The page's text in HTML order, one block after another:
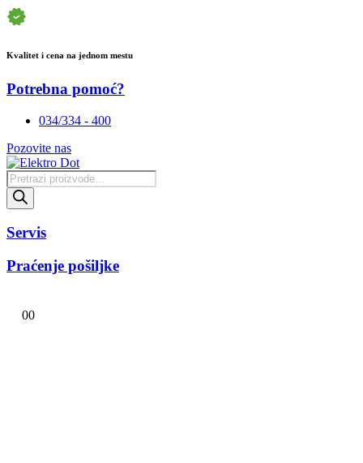
Kvalitet i cena na jednom mestu
Potrebna pomoć?
034/334 - 400
Pozovite nas
Products
search
Servis
Praćenje pošiljke
00